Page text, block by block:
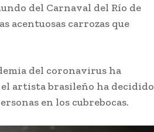
del Carnaval del Río de
acentuosas carrozas que
del coronavirus ha
artista brasileño ha decidido
en los cubrebocas.